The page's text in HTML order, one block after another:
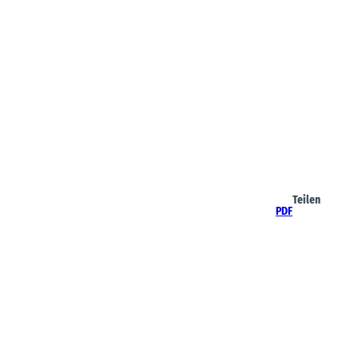
PDF
Teilen